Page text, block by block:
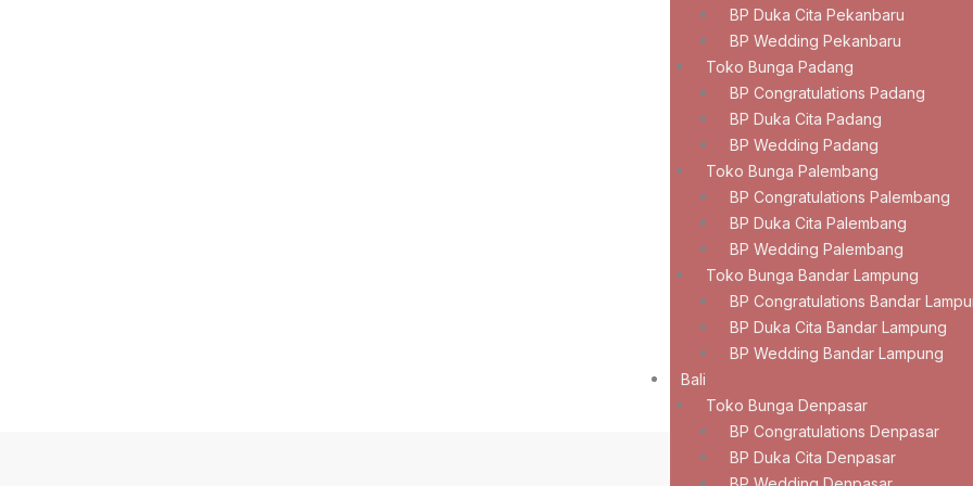
BP Duka Cita Pekanbaru
BP Wedding Pekanbaru
Toko Bunga Padang
BP Congratulations Padang
BP Duka Cita Padang
BP Wedding Padang
Toko Bunga Palembang
BP Congratulations Palembang
BP Duka Cita Palembang
BP Wedding Palembang
Toko Bunga Bandar Lampung
BP Congratulations Bandar
BP Duka Cita Bandar Lampung
BP Wedding Bandar Lampung
Bali
Toko Bunga Denpasar
BP Congratulations Denpasar
BP Duka Cita Denpasar